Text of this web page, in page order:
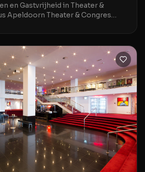
en Gastvrijheid in Theater &
Apeldoorn Theater & Congres